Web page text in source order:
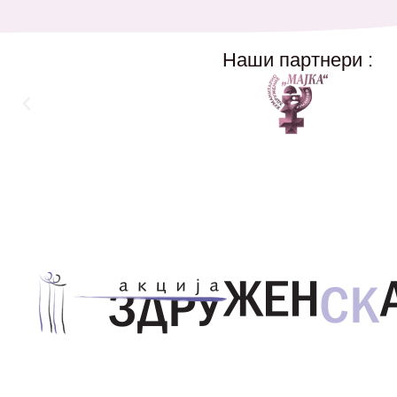
Наши партнери :